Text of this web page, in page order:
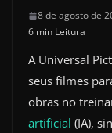
8 de agosto de
6 min Leitura
A Universal
seus filmes
obras no
artificial (IA),